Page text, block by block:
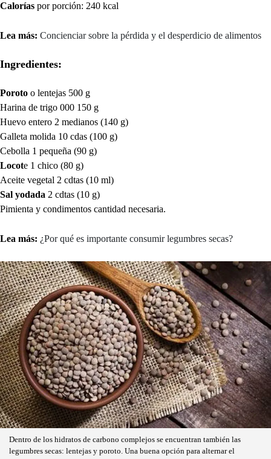
Calorías por porción: 240 kcal
Lea más: Concienciar sobre la pérdida y el desperdicio de alimentos
Ingredientes:
Poroto o lentejas 500 g
Harina de trigo 000 150 g
Huevo entero 2 medianos (140 g)
Galleta molida 10 cdas (100 g)
Cebolla 1 pequeña (90 g)
Locote 1 chico (80 g)
Aceite vegetal 2 cdtas (10 ml)
Sal yodada 2 cdtas (10 g)
Pimienta y condimentos cantidad necesaria.
Lea más: ¿Por qué es importante consumir legumbres secas?
Dentro de los hidratos de carbono complejos se encuentran también las
legumbres secas: lentejas y poroto. Una buena opción para alternar el